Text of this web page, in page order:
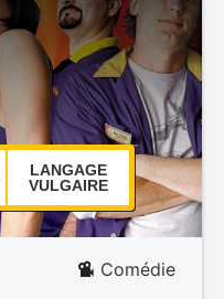
LANGAGE
VULGAIRE
Comédie